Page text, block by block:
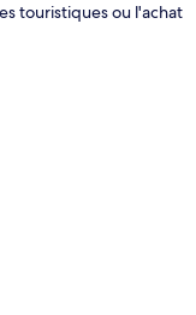
touristiques ou l'achat